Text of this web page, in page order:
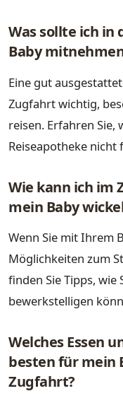
Was sollte ich in
Baby
Eine gut
Zugfahrt wichtig,
reisen. Erfahren Sie,
Reiseapotheke nicht
Wie kann ich im
mein Baby
Wenn Sie mit Ihrem
Möglichkeiten zum
finden Sie Tipps, wie
bewerkstelligen
Welches Essen
besten für mein
Zugfahrt?